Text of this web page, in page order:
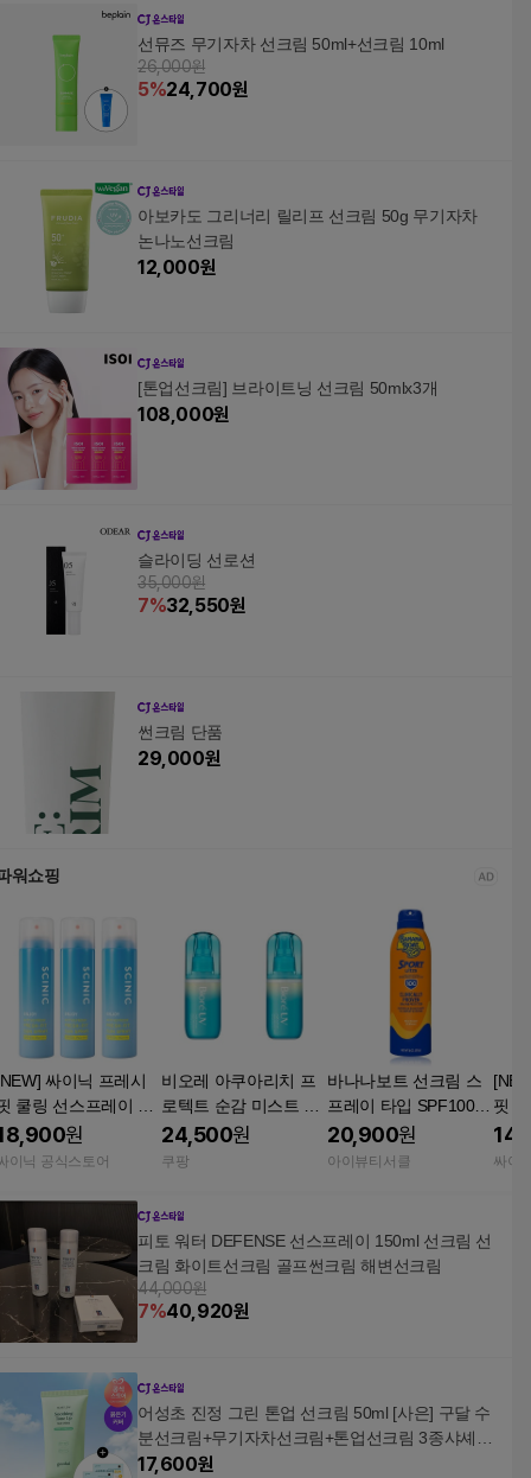
선뮤즈 무기자차 선크림 50ml+선크림 10ml
26,000원
5%24,700원
아보카도 그리너리 릴리프 선크림 50g 무기자차
논나노선크림
12,000원
[톤업선크림] 브라이트닝 선크림 50mlx3개
108,000원
슬라이딩 선로션
35,000원
7%32,550원
썬크림 단품
29,000원
워쇼핑
싸이닉 프레시
쿨링 선스프레이 10
SPF50+ PA++++ /
리는 선크림 3개
원
이닉 공식스토어
비오레 아쿠아리치 프
로텍트 순감 미스트 선
24,500원
쿠팡
바나나보트 선크림 스
프레이 타입 SPF100 1
70g
20,900원
아이뷰티서클
핏
0ml
뿌리
싸이
피토 워터 DEFENSE 선스프레이 150ml 선크림 선
크림 화이트선크림 골프썬크림 해변선크림
44,000원
7%40,920원
어성초 진정 그린 톤업 선크림 50ml [사은] 구달 수
분선크림+무기자차선크림+톤업선크림 3종샤셰*2
EA
17,600원